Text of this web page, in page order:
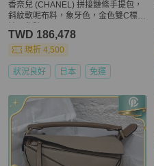
香奈兒 (CHANEL) 拼接鏈條手提包，
斜紋軟呢布料，象牙色，金色雙C標
TWD 186,478
現折 4,500
狀況良好 日本 免運